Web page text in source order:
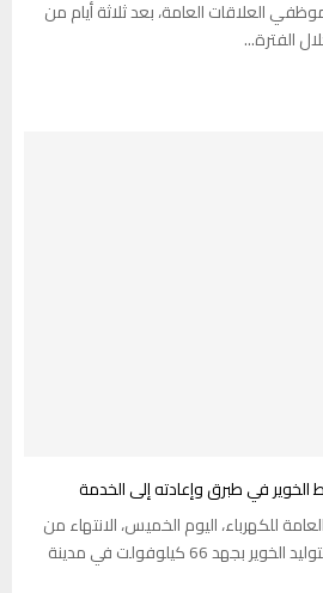
العلاقات العامة، بعد ثلاثة أيام من
الفترة...
في طبرق وإعادته إلى الخدمة
للكهرباء، اليوم الخميس، الانتهاء من
إصلاح عطل طارئ أصاب خط التوليد الخوير بجهد 66 كيلوفولت في مدينة